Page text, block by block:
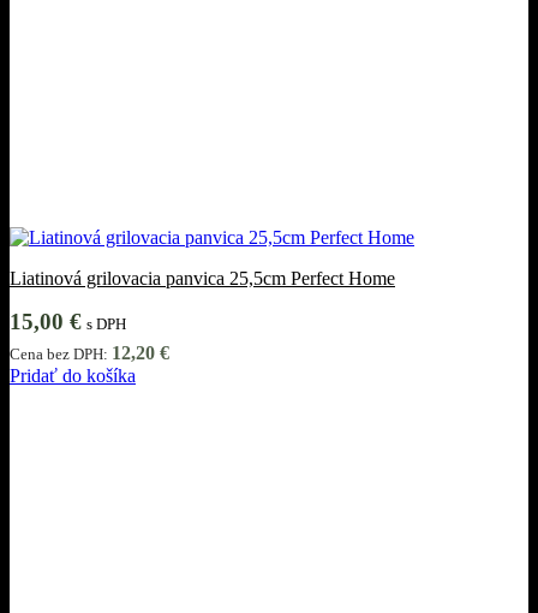
Liatinová grilovacia panvica 25,5cm Perfect Home
15,00 € s DPH
Cena bez DPH: 12,20 €
Pridať do košíka